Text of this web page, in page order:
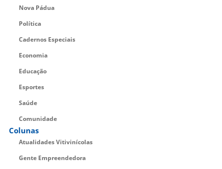
Nova Pádua
Política
Cadernos Especiais
Economia
Educação
Esportes
Saúde
Comunidade
Colunas
Atualidades Vitivinícolas
Gente Empreendedora